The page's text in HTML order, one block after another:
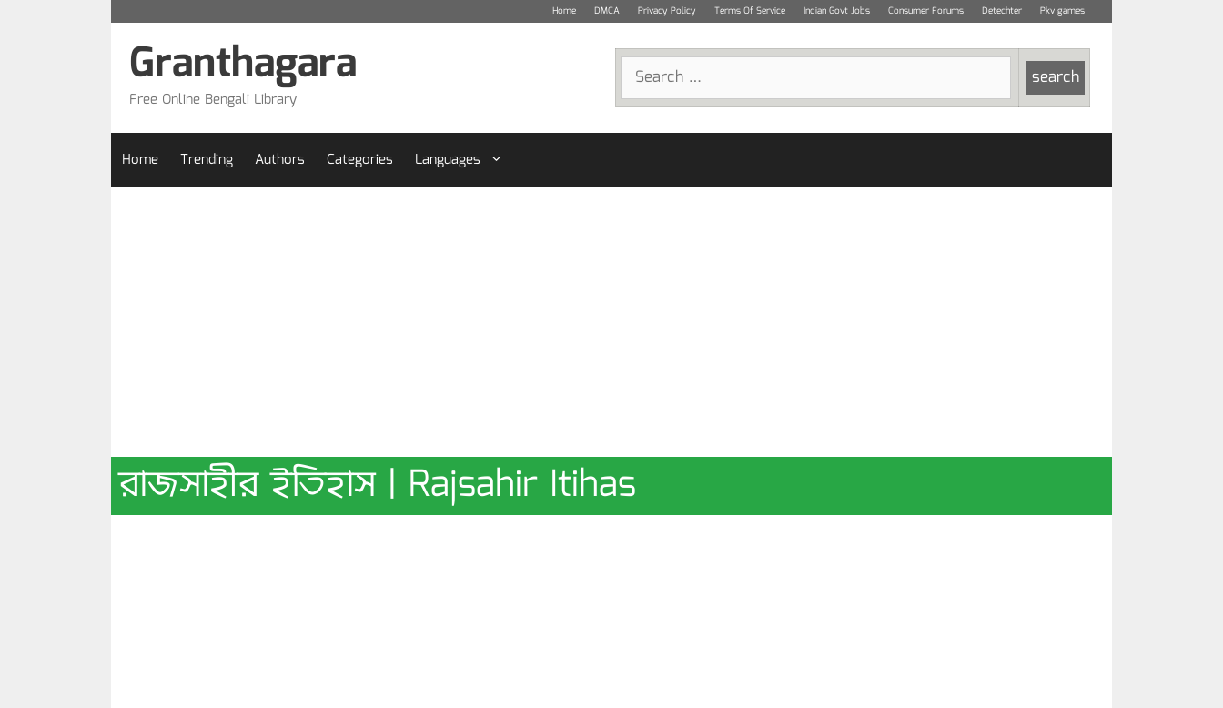
Home DMCA Privacy Policy Terms Of Service Indian Govt Jobs Consumer Forums Detechter Pkv games
Search
for:
Granthagara
Free Online Bengali Library
Home Trending Authors Categories Languages
রাজসাহীর ইতিহাস | Rajsahir Itihas